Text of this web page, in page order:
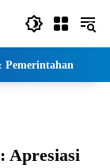
Apresiasi